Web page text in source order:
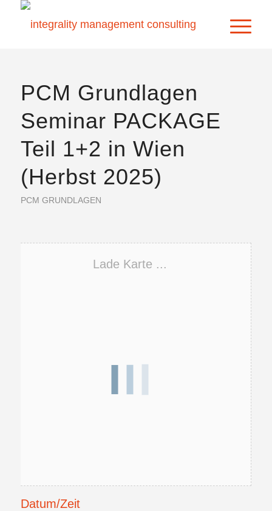
PCM Grundlagen
Seminar PACKAGE
Teil 1+2 in Wien
(Herbst 2025)
PCM GRUNDLAGEN
Lade Karte ...
Datum/Zeit